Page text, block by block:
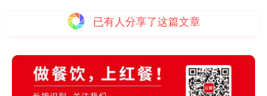
已有 人分享了这篇文章